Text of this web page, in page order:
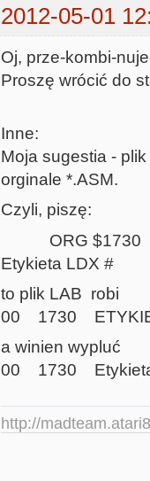
2012-05-01
Oj, prze-kombi-
Proszę wrócić do
Inne:
Moja sugestia -
orginale *.ASM.
Czyli, piszę:
ORG $1730
Etykieta LDX #
to plik LAB robi
00 1730
a winien wypluć
00 1730
http://